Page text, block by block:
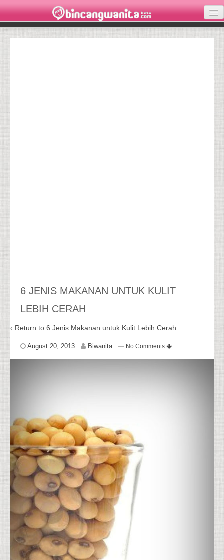
6 JENIS MAKANAN UNTUK KULIT
LEBIH CERAH
‹ Return to 6 Jenis Makanan untuk Kulit Lebih Cerah
August 20, 2013 Biwanita — No Comments